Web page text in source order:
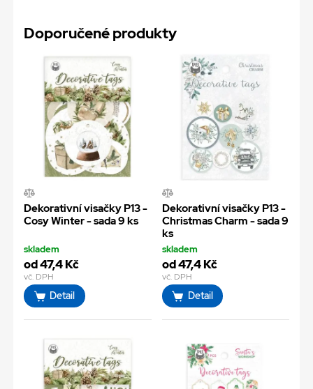
Doporučené produkty
Dekorativní visačky P13 -
Cosy Winter - sada 9 ks
skladem
od 47,4 Kč
vč. DPH
Detail
Dekorativní visačky P13 -
Christmas Charm - sada 9
ks
skladem
od 47,4 Kč
vč. DPH
Detail